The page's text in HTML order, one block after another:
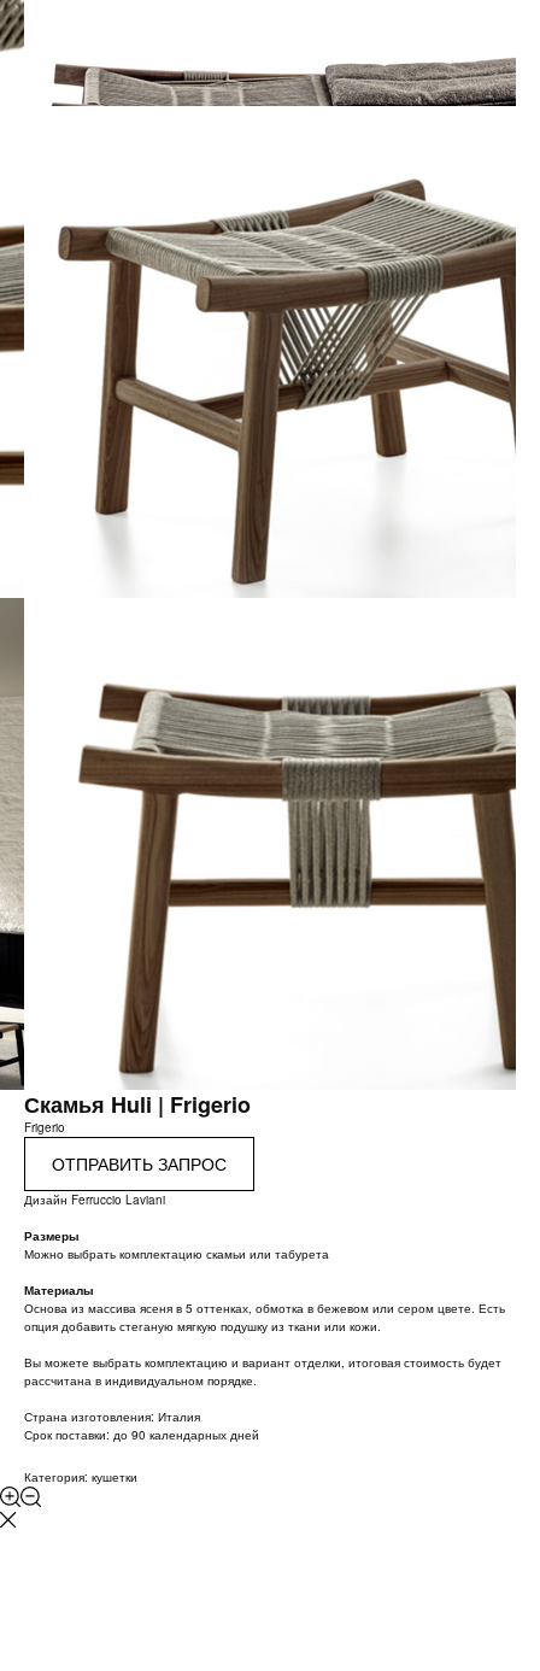
Скамья Huli | Frigerio
Frigerio
ОТПРАВИТЬ ЗАПРОС
Дизайн Ferruccio Laviani
Размеры
Можно выбрать комплектацию скамьи или табурета
Материалы
Основа из массива ясеня в 5 оттенках, обмотка в бежевом или сером цвете. Есть
опция добавить стеганую мягкую подушку из ткани или кожи.
Вы можете выбрать комплектацию и вариант отделки, итоговая стоимость будет
рассчитана в индивидуальном порядке.
Страна изготовления: Италия
Срок поставки: до 90 календарных дней
Категория: кушетки